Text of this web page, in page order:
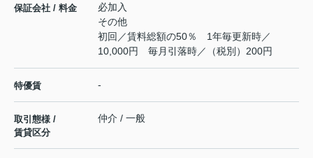
保証会社 / 料金
必加入
その他
初回／賃料総額の50％ 1年毎更新時／
10,000円 毎月引落時／（税別）200円
特優賃 -
取引態様 /
賃貸区分
仲介 / 一般